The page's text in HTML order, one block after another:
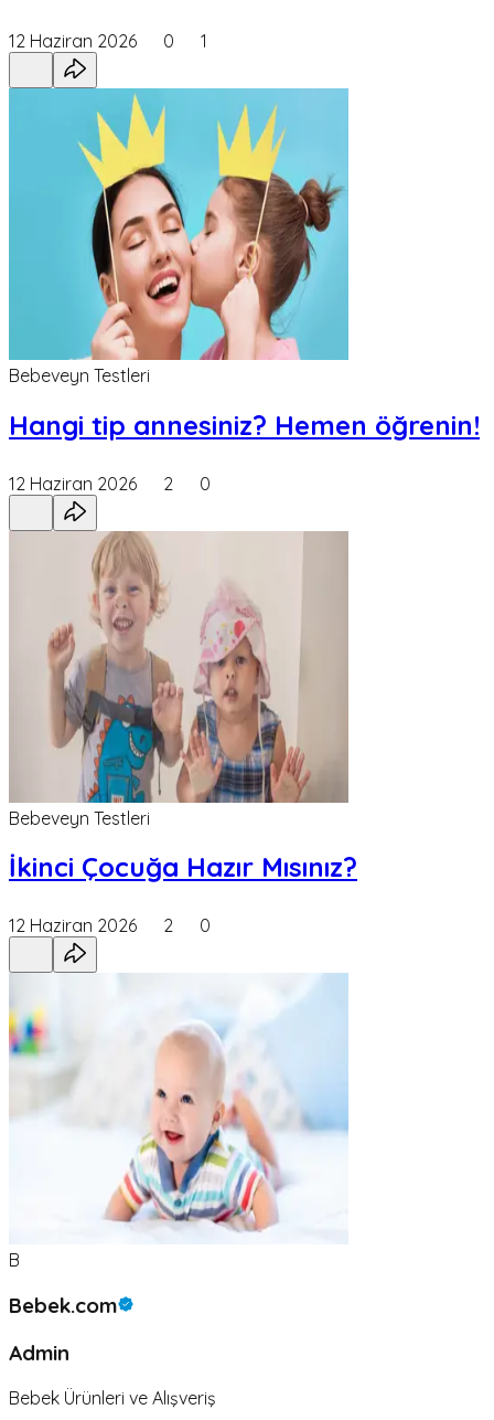
12 Haziran 2026 0 1
Bebeveyn Testleri
Hangi tip annesiniz? Hemen öğrenin!
12 Haziran 2026 2 0
Bebeveyn Testleri
İkinci Çocuğa Hazır Mısınız?
12 Haziran 2026 2 0
B
Bebek.com
Admin
Bebek Ürünleri ve Alışveriş